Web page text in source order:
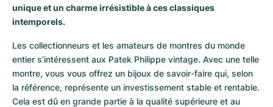
Yacht-Master II
Sky-Dweller
Submariner
Pasha
Baignoire
Ballon Blanc
Cockpit
Super Avenger
Galactic
Montres pour femmes
Aquatimer
GST
Vintage
unique et un charme irrésistible à ces classiques
intemporels.
Les collectionneurs et les amateurs de montres du monde
entier s’intéressent aux Patek Philippe vintage. Avec une telle
montre, vous vous offrez un bijoux de savoir-faire qui, selon
la référence, représente un investissement stable et rentable.
Cela est dû en grande partie à la qualité supérieure et au